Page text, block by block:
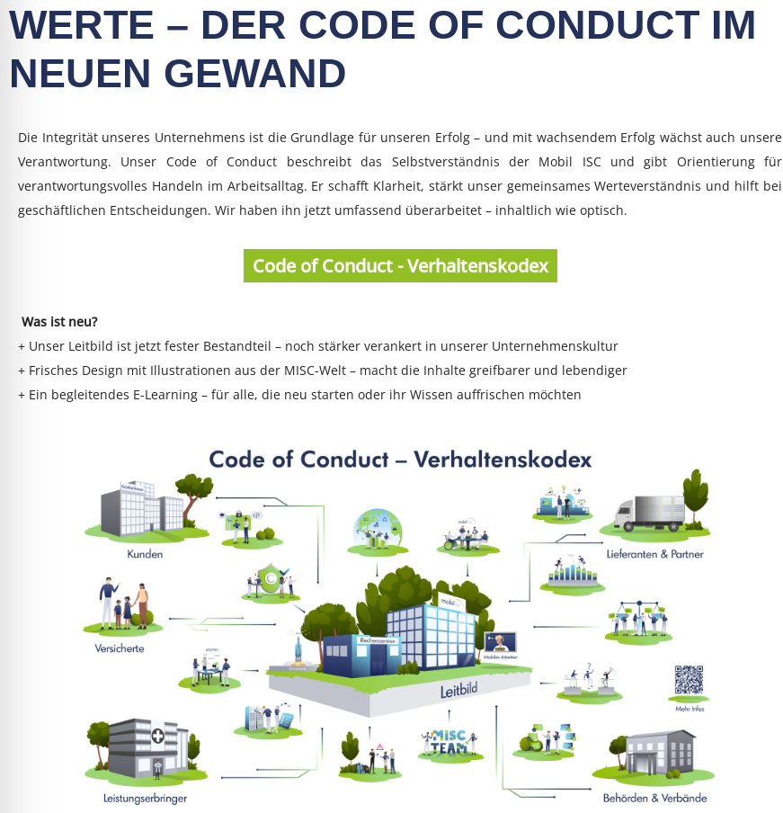
WERTE – DER CODE OF CONDUCT IM
NEUEN GEWAND
Die Integrität unseres Unternehmens ist die Grundlage für unseren Erfolg – und mit wachsendem Erfolg wächst auch unsere
Verantwortung. Unser Code of Conduct beschreibt das Selbstverständnis der Mobil ISC und gibt Orientierung für
verantwortungsvolles Handeln im Arbeitsalltag. Er schafft Klarheit, stärkt unser gemeinsames Werteverständnis und hilft bei
geschäftlichen Entscheidungen. Wir haben ihn jetzt umfassend überarbeitet – inhaltlich wie optisch.
Code of Conduct - Verhaltenskodex
Was ist neu?
+ Unser Leitbild ist jetzt fester Bestandteil – noch stärker verankert in unserer Unternehmenskultur
+ Frisches Design mit Illustrationen aus der MISC-Welt – macht die Inhalte greifbarer und lebendiger
+ Ein begleitendes E-Learning – für alle, die neu starten oder ihr Wissen auffrischen möchten